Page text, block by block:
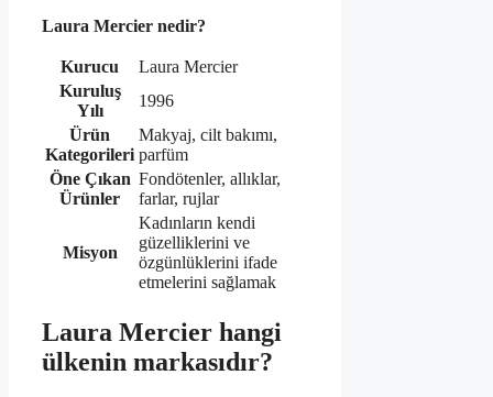
Laura Mercier nedir?
Kurucu
Laura Mercier
Kuruluş
Yılı
1996
Ürün
Kategorileri
Makyaj, cilt bakımı,
parfüm
Öne Çıkan
Ürünler
Fondötenler, allıklar,
farlar, rujlar
Misyon
Kadınların kendi
güzelliklerini ve
özgünlüklerini ifade
etmelerini sağlamak
Laura Mercier hangi
ülkenin markasıdır?